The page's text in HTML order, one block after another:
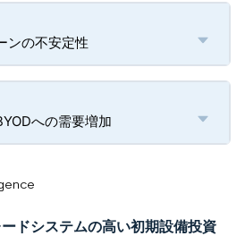
ンの不安定性
への需要増加
ドシステムの高い初期設備投資